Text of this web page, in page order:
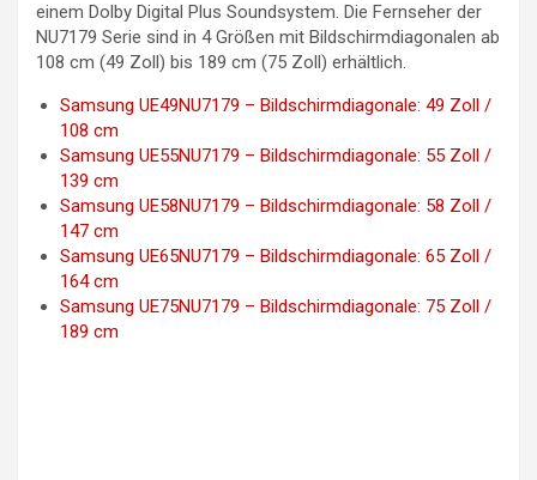
einem Dolby Digital Plus Soundsystem. Die Fernseher der
NU7179 Serie sind in 4 Größen mit Bildschirmdiagonalen ab
108 cm (49 Zoll) bis 189 cm (75 Zoll) erhältlich.
Samsung UE49NU7179 – Bildschirmdiagonale: 49 Zoll /
108 cm
Samsung UE55NU7179 – Bildschirmdiagonale: 55 Zoll /
139 cm
Samsung UE58NU7179 – Bildschirmdiagonale: 58 Zoll /
147 cm
Samsung UE65NU7179 – Bildschirmdiagonale: 65 Zoll /
164 cm
Samsung UE75NU7179 – Bildschirmdiagonale: 75 Zoll /
189 cm